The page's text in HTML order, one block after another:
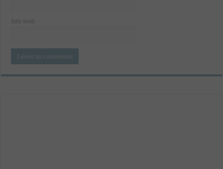
Site web